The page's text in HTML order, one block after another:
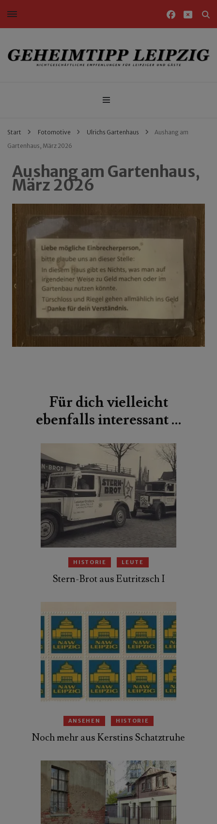
Nichtgeschäftliche Empfehlungen für Leipziger und Gäste
Start Fotomotive Ulrichs Gartenhaus
Aushang am
Gartenhaus, März 2026
Aushang am Gartenhaus,
März 2026
Für dich vielleicht
ebenfalls interessant …
HISTORIE LEUTE
Stern-Brot aus Eutritzsch I
ANSEHEN HISTORIE
Noch mehr aus Kerstins Schatztruhe